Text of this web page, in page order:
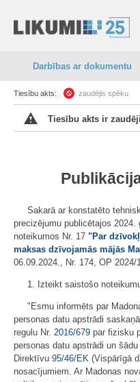
Darbības ar dokumentu
Tiesību akts: zaudējis spēku
Tiesību akts ir
Sakarā ar konstatēto
precizējumu publicētajos
noteikumos Nr. 17 "Par
maksas dzīvojamās mājās
06.09.2024., Nr. 174, OP 2024/
1. Izteikt saistošo
"Esmu informēts par
personas datu apstrādi
regulu Nr. 2016/679 par fizisku
personas datu apstrādi un
Direktīvu 95/46/EK (Vispārīgā
nosacījumiem. Ar Madonas